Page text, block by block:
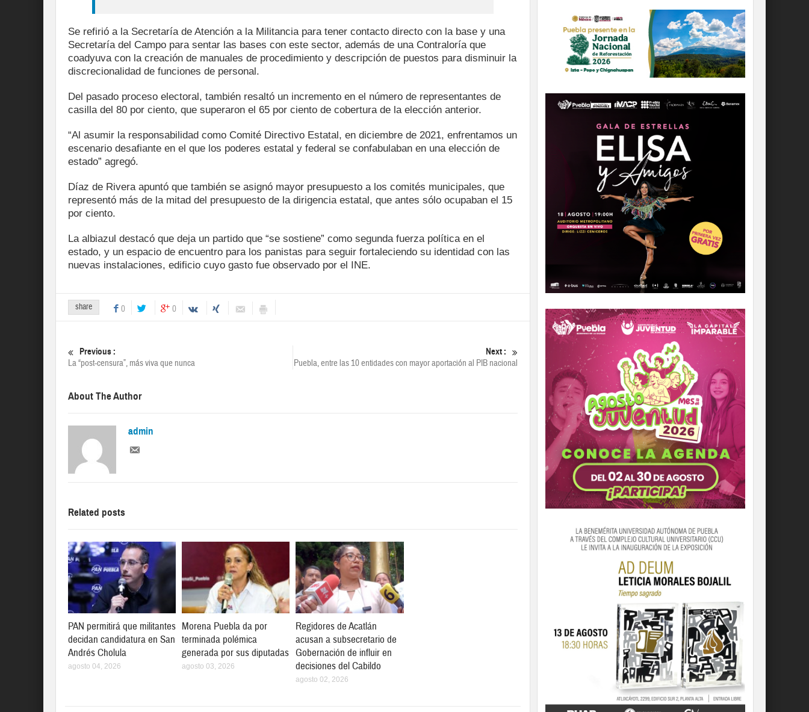
Se refirió a la Secretaría de Atención a la Militancia para tener contacto directo con la base y una
Secretaría del Campo para sentar las bases con este sector, además de una Contraloría que
coadyuva con la creación de manuales de procedimiento y descripción de puestos para disminuir la
discrecionalidad de funciones de personal.
Del pasado proceso electoral, también resaltó un incremento en el número de representantes de
casilla del 80 por ciento, que superaron el 65 por ciento de cobertura de la elección anterior.
“Al asumir la responsabilidad como Comité Directivo Estatal, en diciembre de 2021, enfrentamos un
escenario desafiante en el que los poderes estatal y federal se confabulaban en una elección de
estado” agregó.
Díaz de Rivera apuntó que también se asignó mayor presupuesto a los comités municipales, que
representó más de la mitad del presupuesto de la dirigencia estatal, que antes sólo ocupaban el 15
por ciento.
La albiazul destacó que deja un partido que “se sostiene” como segunda fuerza política en el
estado, y un espacio de encuentro para los panistas para seguir fortaleciendo su identidad con las
nuevas instalaciones, edificio cuyo gasto fue observado por el INE.
share 0 0
Previous :
La “post-censura”, más viva que nunca
Next :
Puebla, entre las 10 entidades con mayor aportación al PIB nacional
About The Author
admin
Related posts
PAN permitirá que militantes
decidan candidatura en San
Andrés Cholula
agosto 04, 2026
Morena Puebla da por
terminada polémica
generada por sus diputadas
agosto 03, 2026
Regidores de Acatlán
acusan a subsecretario de
Gobernación de influir en
decisiones del Cabildo
agosto 02, 2026